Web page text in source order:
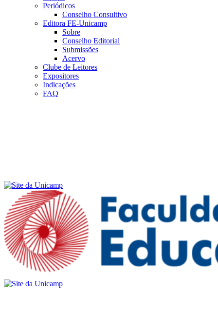
Periódicos
Conselho Consultivo
Editora FE-Unicamp
Sobre
Conselho Editorial
Submissões
Acervo
Clube de Leitores
Expositores
Indicações
FAQ